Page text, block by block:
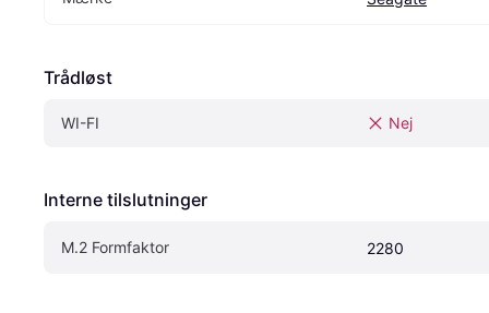
Trådløst
WI-FI Nej
Interne tilslutninger
M.2 Formfaktor 2280